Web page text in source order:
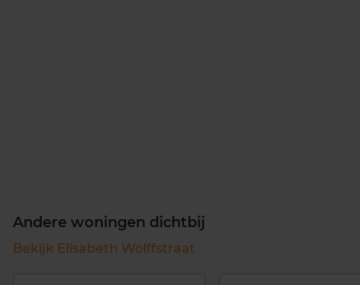
Andere woningen dichtbij
Bekijk Elisabeth Wolffstraat